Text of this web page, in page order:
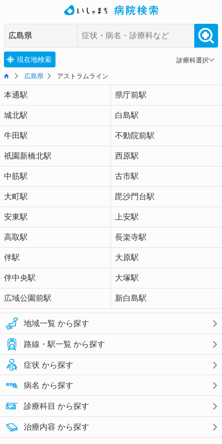
現在地検索 診療科選択
広島県 アストラムライン
本通駅 県庁前駅
城北駅 白島駅
牛田駅 不動院前駅
祇園新橋北駅 西原駅
中筋駅 古市駅
大町駅 毘沙門台駅
安東駅 上安駅
高取駅 長楽寺駅
伴駅 大原駅
伴中央駅 大塚駅
広域公園前駅 新白島駅
地域一覧 から探す
路線・駅一覧 から探す
症状 から探す
病名 から探す
診療科目 から探す
治療内容 から探す